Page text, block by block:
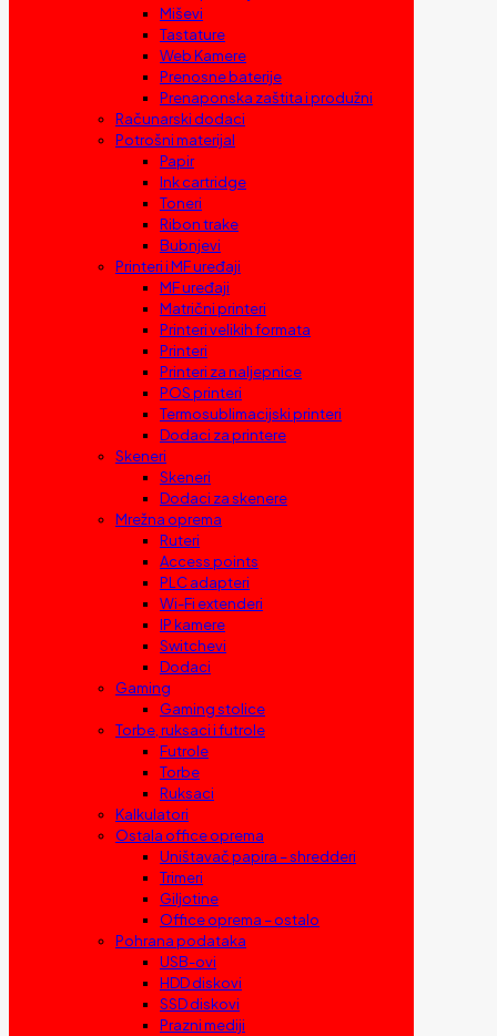
Miševi
Tastature
Web Kamere
Prenosne baterije
Prenaponska zaštita i produžni
Računarski dodaci
Potrošni materijal
Papir
Ink cartridge
Toneri
Ribon trake
Bubnjevi
Printeri i MF uređaji
MF uređaji
Matrični printeri
Printeri velikih formata
Printeri
Printeri za naljepnice
POS printeri
Termosublimacijski printeri
Dodaci za printere
Skeneri
Skeneri
Dodaci za skenere
Mrežna oprema
Ruteri
Access points
PLC adapteri
Wi-Fi extenderi
IP kamere
Switchevi
Dodaci
Gaming
Gaming stolice
Torbe, ruksaci i futrole
Futrole
Torbe
Ruksaci
Kalkulatori
Ostala office oprema
Uništavač papira – shredderi
Trimeri
Giljotine
Office oprema – ostalo
Pohrana podataka
USB-ovi
HDD diskovi
SSD diskovi
Prazni mediji